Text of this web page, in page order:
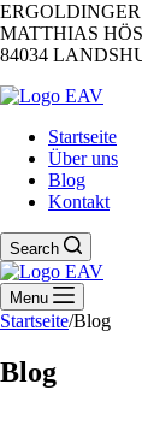
MATTHIAS
84034
Startseite
Über uns
Blog
Kontakt
Search
Menu
Startseite/Blog
Blog